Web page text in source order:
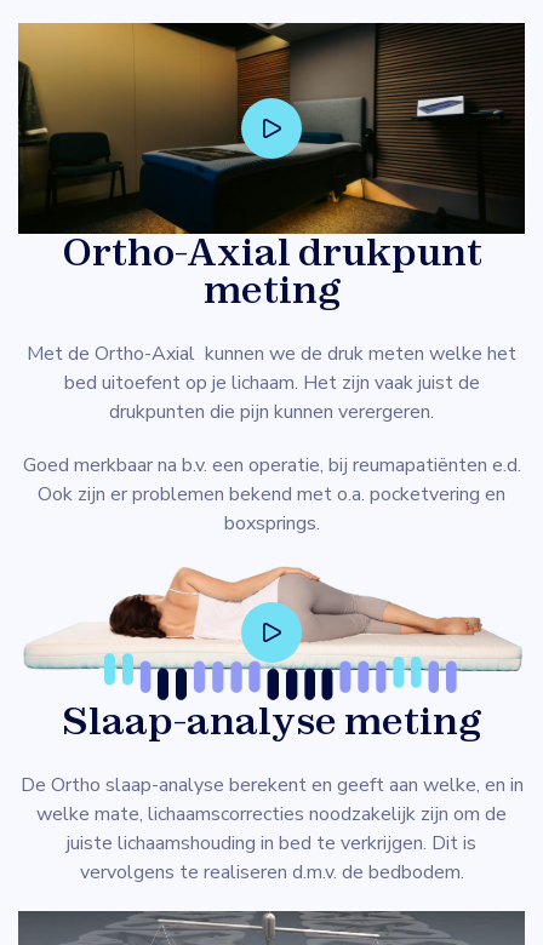
Ortho-Axial drukpunt
meting
Met de Ortho-Axial kunnen we de druk meten welke het
bed uitoefent op je lichaam. Het zijn vaak juist de
drukpunten die pijn kunnen verergeren.
Goed merkbaar na b.v. een operatie, bij reumapatiënten e.d.
Ook zijn er problemen bekend met o.a. pocketvering en
boxsprings.
Slaap-analyse meting
De Ortho slaap-analyse berekent en geeft aan welke, en in
welke mate, lichaamscorrecties noodzakelijk zijn om de
juiste lichaamshouding in bed te verkrijgen. Dit is
vervolgens te realiseren d.m.v. de bedbodem.